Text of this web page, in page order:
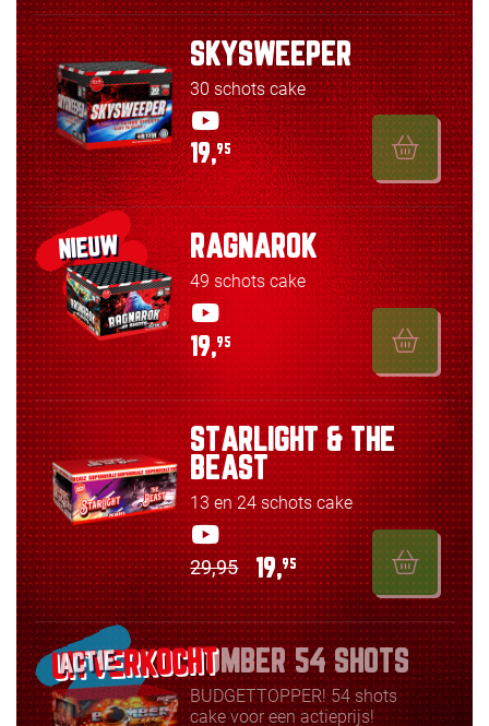
SKYSWEEPER
30 schots cake
19,95
NIEUW RAGNAROK
49 schots cake
19,95
STARLIGHT & THE
BEAST
13 en 24 schots cake
29,95 19,95
ACTIE BOMBER 54 SHOTS
BUDGETTOPPER! 54 shots
cake voor een actieprijs!